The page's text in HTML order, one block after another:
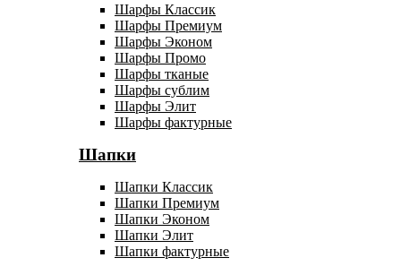
Шарфы Классик
Шарфы Премиум
Шарфы Эконом
Шарфы Промо
Шарфы тканые
Шарфы сублим
Шарфы Элит
Шарфы фактурные
Шапки
Шапки Классик
Шапки Премиум
Шапки Эконом
Шапки Элит
Шапки фактурные